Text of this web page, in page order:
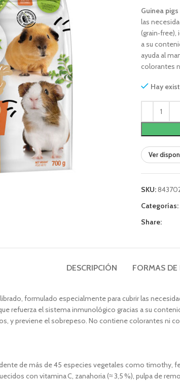
Guinea
las
a su
ayuda al
colorantes
Hay
Ver
SKU:
Categorías:
Share:
DESCRIPCIÓN FORMAS DE
formulado especialmente para cubrir las
refuerza el sistema inmunológico gracias a su
y previene el sobrepeso. No contiene colorantes ni
de más de 45 especies vegetales como timothy,
con vitamina C, zanahoria (≈ 3,5 %), pulpa de